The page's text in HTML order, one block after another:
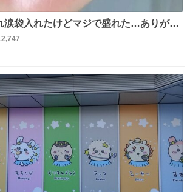
涙袋入れたけどマジで盛れた…ありがと